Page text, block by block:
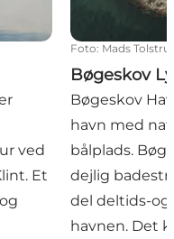
ved
Et
Foto: Mads
Bøgeskov
Bøgeskov
havn med
bålplads.
dejlig
del deltids-
havnen. Det